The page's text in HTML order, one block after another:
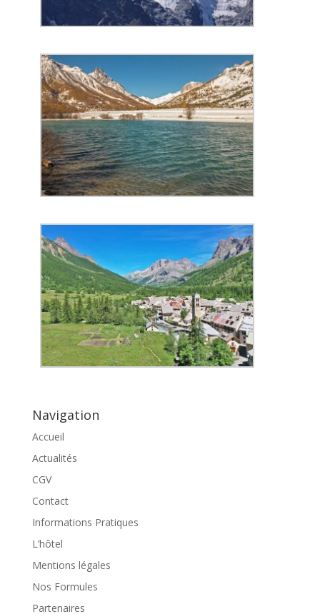
Navigation
Accueil
Actualités
CGV
Contact
Informations Pratiques
L’hôtel
Mentions légales
Nos Formules
Partenaires